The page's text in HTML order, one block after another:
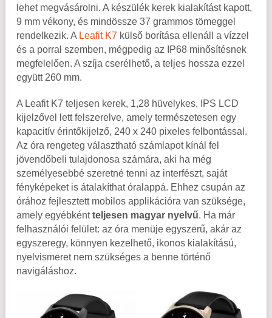
lehet megvásárolni. A készülék kerek kialakítást kapott,
9 mm vékony, és mindössze 37 grammos tömeggel
rendelkezik. A Leafit K7 külső borítása ellenáll a vízzel
és a porral szemben, mégpedig az IP68 minősítésnek
megfelelően. A szíja cserélhető, a teljes hossza ezzel
együtt 260 mm.
A Leafit K7 teljesen kerek, 1,28 hüvelykes, IPS LCD
kijelzővel lett felszerelve, amely természetesen egy
kapacitív érintőkijelző, 240 x 240 pixeles felbontással.
Az óra rengeteg választható számlapot kínál fel
jövendőbeli tulajdonosa számára, aki ha még
személyesebbé szeretné tenni az interfészt, saját
fényképeket is átalakíthat óralappá. Ehhez csupán az
órához fejlesztett mobilos applikációra van szüksége,
amely egyébkéntteljesen magyar nyelvű. Ha már
felhasználói felület: az óra menüje egyszerű, akár az
egyszeregy, könnyen kezelhető, ikonos kialakítású,
nyelvismeret nem szükséges a benne történő
navigáláshoz.